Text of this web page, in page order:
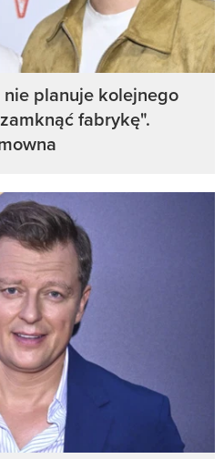
planuje kolejnego
fabrykę".